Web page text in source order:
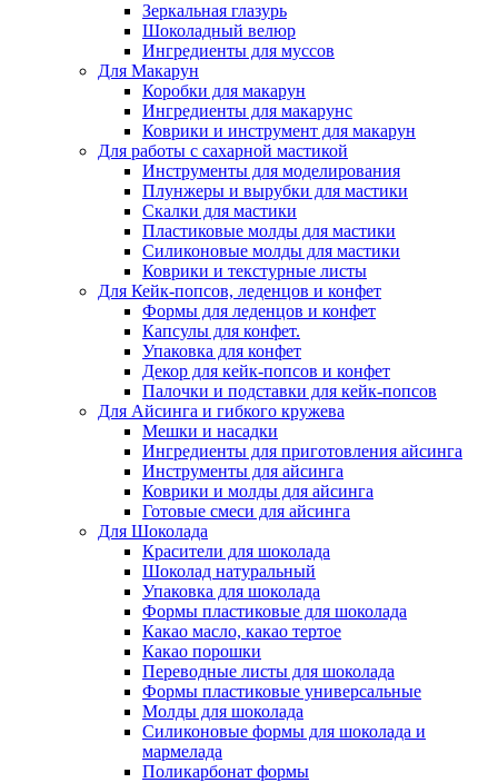
Зеркальная глазурь
Шоколадный велюр
Ингредиенты для муссов
Для Макарун
Коробки для макарун
Ингредиенты для макарунс
Коврики и инструмент для макарун
Для работы с сахарной мастикой
Инструменты для моделирования
Плунжеры и вырубки для мастики
Скалки для мастики
Пластиковые молды для мастики
Силиконовые молды для мастики
Коврики и текстурные листы
Для Кейк-попсов, леденцов и конфет
Формы для леденцов и конфет
Капсулы для конфет.
Упаковка для конфет
Декор для кейк-попсов и конфет
Палочки и подставки для кейк-попсов
Для Айсинга и гибкого кружева
Мешки и насадки
Ингредиенты для приготовления айсинга
Инструменты для айсинга
Коврики и молды для айсинга
Готовые смеси для айсинга
Для Шоколада
Красители для шоколада
Шоколад натуральный
Упаковка для шоколада
Формы пластиковые для шоколада
Какао масло, какао тертое
Какао порошки
Переводные листы для шоколада
Формы пластиковые универсальные
Молды для шоколада
Силиконовые формы для шоколада и
мармелада
Поликарбонат формы